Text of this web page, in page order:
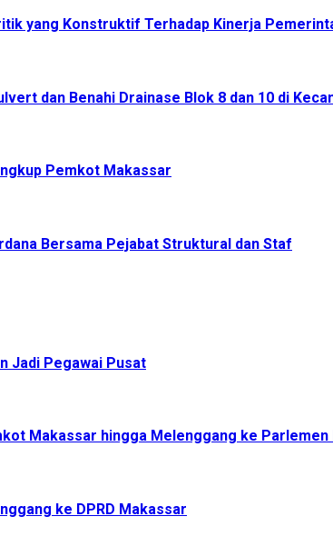
yang Konstruktif Terhadap Kinerja
dan Benahi Drainase Blok 8 dan 10 di
Pemkot Makassar
Bersama Pejabat Struktural dan Staf
Jadi Pegawai Pusat
Makassar hingga Melenggang ke
ke DPRD Makassar